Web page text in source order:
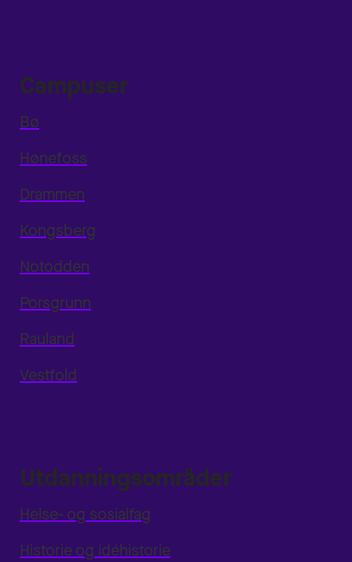
Campuser
Bø
Hønefoss
Drammen
Kongsberg
Notodden
Porsgrunn
Rauland
Vestfold
Utdanningsområder
Helse- og sosialfag
Historie og idéhistorie